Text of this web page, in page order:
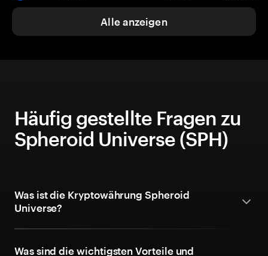
Alle anzeigen
Häufig gestellte Fragen zu
Spheroid Universe (SPH)
Was ist die Kryptowährung Spheroid
Universe?
Was sind die wichtigsten Vorteile und